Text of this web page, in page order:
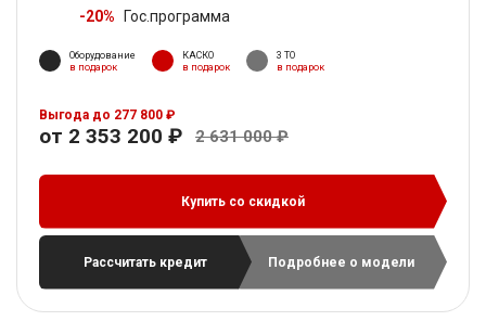
-20% Гос.программа
Оборудование
в подарок
КАСКО
в подарок
3 ТО
в подарок
Выгода до 277 800 ₽
от 2 353 200 ₽ 2 631 000 ₽
Купить со скидкой
Рассчитать кредит Подробнее о модели